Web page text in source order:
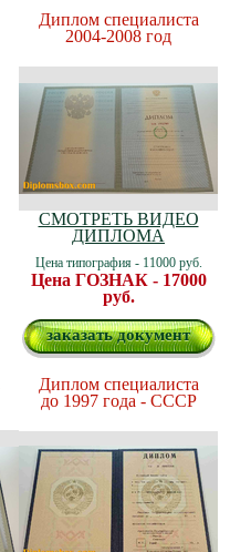
Диплом специалиста
2004-2008 год
СМОТРЕТЬ ВИДЕО
ДИПЛОМА
Цена типография - 11000 руб.
Цена ГОЗНАК - 17000
руб.
заказать документ
Диплом специалиста
до 1997 года - СССР